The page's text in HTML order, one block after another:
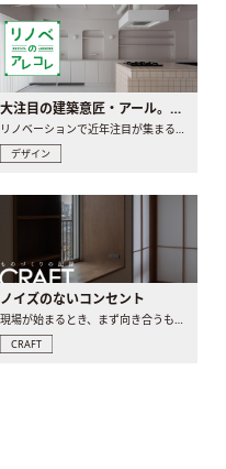
大注目の建築意匠・アール。人気の理由と空間に取り入れるポイント
リノベーションで近年注目が集まる建築意匠の一つであるアール..
デザイン
ノイズのないコンセント
現場が始まるとき、まず向き合うものの一つがコンセントです..
CRAFT